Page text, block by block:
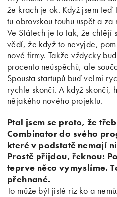
že krach je ok. Když jsem teď
tu obrovskou touhu uspět a za
Ve Státech je to tak, že chtějí
vědí, že když to nevyjde,
nové firmy. Takže vždycky
procento neúspěchů, ale
Spousta startupů buď velmi
rychle skončí. A když skončí,
nějakého nového projektu.
Ptal jsem se proto, že
Combinator do svého
které v podstatě nemají
Prostě přijdou, řeknou:
teprve něco vymyslíme.
přehnané.
To může být jisté riziko a